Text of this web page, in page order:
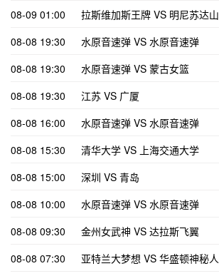
08-09 01:00
拉斯维加斯王牌 VS 明尼苏达
08-08 19:30
水原音速弹 VS 水原音速弹
08-08 19:30
水原音速弹 VS 蒙古女篮
08-08 19:30
江苏 VS 广厦
08-08 16:00
水原音速弹 VS 水原音速弹
08-08 15:30
清华大学 VS 上海交通大学
08-08 15:00
深圳 VS 青岛
08-08 10:00
水原音速弹 VS 水原音速弹
08-08 09:30
金州女武神 VS 达拉斯飞翼
08-08 07:30
亚特兰大梦想 VS 华盛顿神秘人